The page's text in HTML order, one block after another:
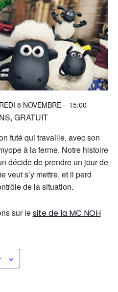
8 NOVEMBRE – 15:00
GRATUIT
futé qui travaille, avec son
à la ferme. Notre histoire
décide de prendre un jour de
veut s’y mettre, et il perd
de la situation.
sur lesite de la MC NOH